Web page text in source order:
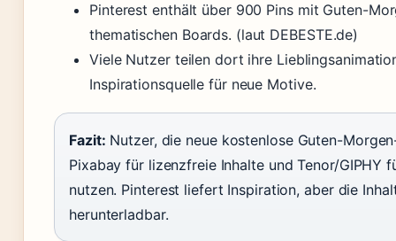
Pinterest enthält über 900 Pins mit Guten-
thematischen Boards. (laut DEBESTE.de)
Viele Nutzer teilen dort ihre
Inspirationsquelle für neue Motive.
Fazit: Nutzer, die neue kostenlose Guten-
Pixabay für lizenzfreie Inhalte und Tenor/GIPHY
nutzen. Pinterest liefert Inspiration, aber die
herunterladbar.